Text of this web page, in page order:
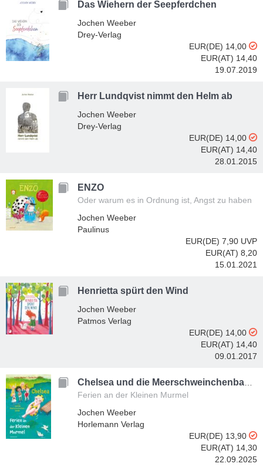
Das Wiehern der Seepferdchen
Jochen Weeber
Drey-Verlag
EUR(DE) 14,00
EUR(AT) 14,40
19.07.2019
Herr Lundqvist nimmt den Helm ab
Jochen Weeber
Drey-Verlag
EUR(DE) 14,00
EUR(AT) 14,40
28.01.2015
ENZO
Oder warum es in Ordnung ist, Angst zu haben
Jochen Weeber
Paulinus
EUR(DE) 7,90 UVP
EUR(AT) 8,20
15.01.2021
Henrietta spürt den Wind
Jochen Weeber
Patmos Verlag
EUR(DE) 14,00
EUR(AT) 14,40
09.01.2017
Ferien an der Kleinen Murmel
Jochen Weeber
Horlemann Verlag
EUR(DE) 13,90
EUR(AT) 14,30
22.09.2025